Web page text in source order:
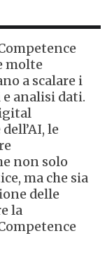
molte
a scalare i
analisi dati.
le
non solo
ma che sia
delle
la